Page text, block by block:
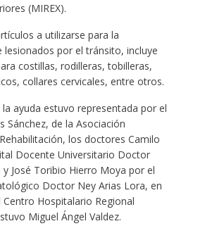
(MIREX).
a utilizarse para la
lesionados por el tránsito, incluye
costillas, rodilleras, tobilleras,
collares cervicales, entre otros.
ayuda estuvo representada por el
Sánchez, de la Asociación
los doctores Camilo
Docente Universitario Doctor
José Toribio Hierro Moya por el
Doctor Ney Arias Lora, en
Hospitalario Regional
Miguel Ángel Valdez.